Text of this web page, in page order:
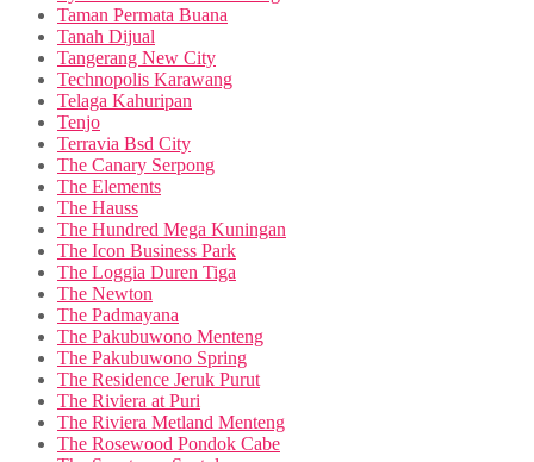
Taman Permata Buana
Tanah Dijual
Tangerang New City
Technopolis Karawang
Telaga Kahuripan
Tenjo
Terravia Bsd City
The Canary Serpong
The Elements
The Hauss
The Hundred Mega Kuningan
The Icon Business Park
The Loggia Duren Tiga
The Newton
The Padmayana
The Pakubuwono Menteng
The Pakubuwono Spring
The Residence Jeruk Purut
The Riviera at Puri
The Riviera Metland Menteng
The Rosewood Pondok Cabe